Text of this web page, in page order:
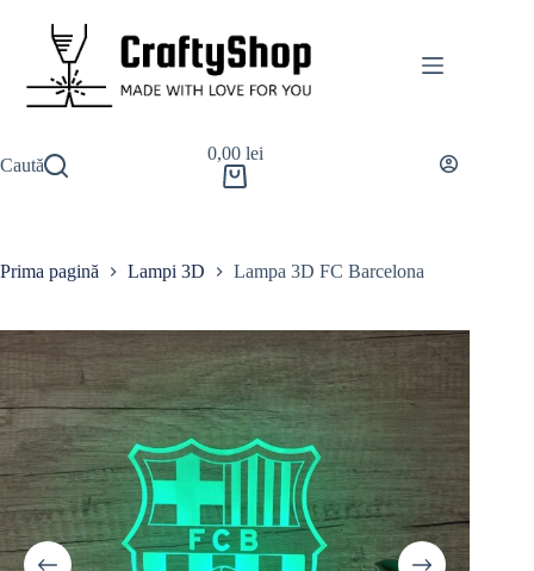
Caută
0,00 lei
Prima pagină Lampi 3D Lampa 3D FC Barcelona